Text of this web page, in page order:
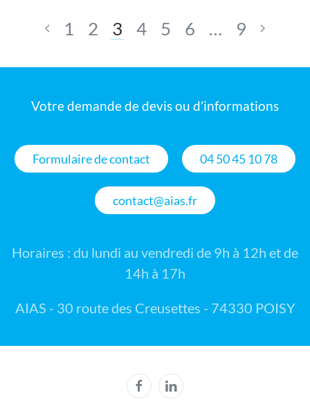
1 2 3 4 5 6 … 9
Votre demande de devis ou d’informations
Formulaire de contact 04 50 45 10 78
contact@aias.fr
Horaires : du lundi au vendredi de 9h à 12h et de
14h à 17h
AIAS - 30 route des Creusettes - 74330 POISY